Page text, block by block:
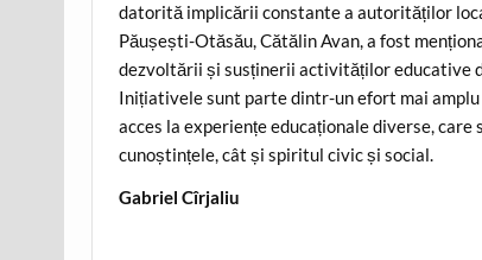
datorită implicării constante a autorităților
Păușești-Otăsău, Cătălin Avan, a fost
dezvoltării și susținerii activităților educative
Inițiativele sunt parte dintr-un efort mai
acces la experiențe educaționale diverse, care
cunoștințele, cât și spiritul civic și social.
Gabriel Cîrjaliu